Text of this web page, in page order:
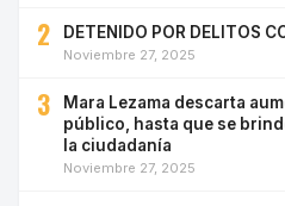
2 DETENIDO POR DELITOS
Noviembre 27, 2025
3
Mara Lezama descarta
público, hasta que se
la ciudadanía
Noviembre 27, 2025